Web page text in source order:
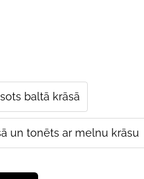
baltā krāsā
un tonēts ar melnu krāsu